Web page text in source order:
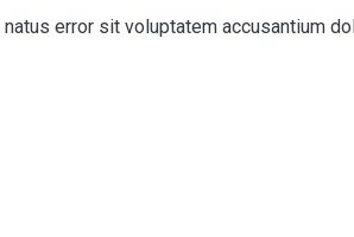
error sit voluptatem accusantium